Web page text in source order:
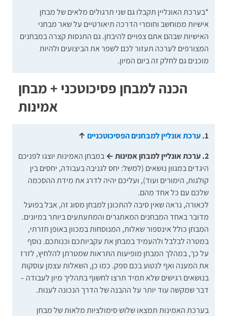
*בערכת האונליין תקבלו גם שני תרגולים מלאים של מבחן
אישיות ממוחשב וחומרי הדרכה תיאורטיים על שאר מבחני
האישיות שבהם אתם צפויים להיבחן. גם התנסות קצרה במבחנים
המצורפים לערכה תעזור לכם לשפר את הביצועים ולהיות
מוכנים גם לחלק זה ביום המיון.
הכנה למבחן פסיכוטכני + מבחן
אמינות
1. ערכת אונליין למבחנים הפסיכוטכניים ↑
2. ערכת אונליין למבחן אמינות ←
במבחן האמינות יוצגו לפניכם
היגדים במגוון נושאים (למשל: יחס לגניבה בעבודה, יחסים בין
קולגות, הימורים ועוד), ועליכם יהיה לדרג את מידת ההסכמה
שלכם עם כל אחד מהם.
לכאורה, נראה שאין סיבה להתכונן למבחן מסוג זה, אבל בפועל
מדובר באחד המבחנים המאתגרים והמתעתעים ביותר במיונים.
המבחן כולל אינספור שאלות, המנוסחות במכוון באופן חזרתי,
במטרה לבלבל ולהעמיד במבחן את עקביותכם וכנותכם. נוסף
על כך, במהלך המבחן מופיעות התראות שמטרתן להלחיץ, לזרז
את המענה ואף לנטוע בכם ספק. כמו כן, השאלות עצמן עוסקות
בנושאים רגישים שלא תמיד תרצו לחשוף בתהליך מיון לעבודה –
דבר שמקשה עוד יותר על ההבנה של הדרך הנכונה לענות.
בערכת האמינות תמצאו שלוש סימולציות מלאות של מבחן